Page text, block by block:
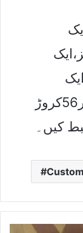
کروڑ10لاکھ مالیت کا اجینوموتواور56کروڑ